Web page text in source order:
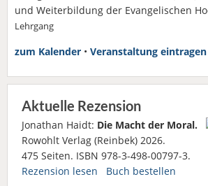
und Weiterbildung der Evangelischen
Lehrgang
zum Kalender • Veranstaltung eintragen
Aktuelle Rezension
Jonathan Haidt: Die Macht der Moral.
Rowohlt Verlag (Reinbek) 2026.
475 Seiten. ISBN 978-3-498-00797-3.
Rezension lesen
Buch bestellen